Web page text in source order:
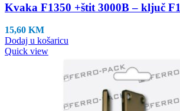
Kvaka F1350 +štit 3000B – ključ F1
15,60 KM
Dodaj u košaricu
Quick view